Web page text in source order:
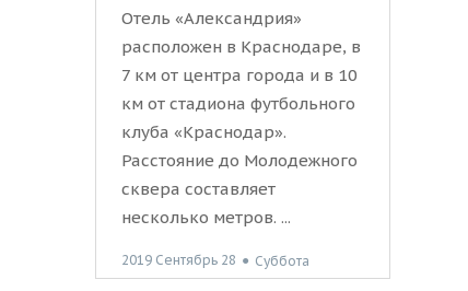
Отель «Александрия»
расположен в Краснодаре, в
7 км от центра города и в 10
км от стадиона футбольного
клуба «Краснодар».
Расстояние до Молодежного
сквера составляет
несколько метров. ...
2019 Сентябрь 28 ● Суббота